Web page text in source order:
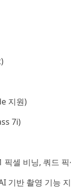
지원)
7i)
셀 비닝, 쿼드
반 촬영 기능